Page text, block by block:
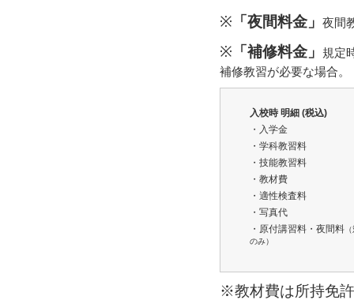
※ 「夜間料金」 夜間
※ 「補修料金」
規定
補修教習が必要な場合。
入校時 明細 (税込)
・入学金
・学科教習料
・技能教習料
・教材費
・適性検査料
・写真代
・原付講習料・夜間料（
のみ）
※教材費は所持免